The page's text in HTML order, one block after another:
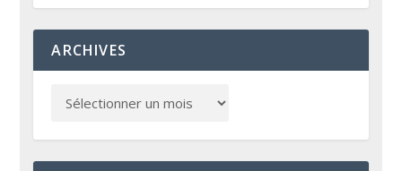
ARCHIVES